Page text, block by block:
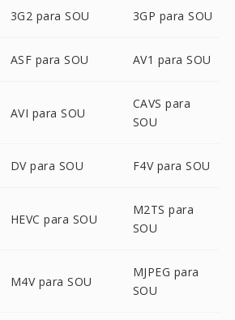
3G2 para SOU 3GP para SOU
ASF para SOU AV1 para SOU
AVI para SOU
CAVS para
SOU
DV para SOU F4V para SOU
HEVC para SOU
M2TS para
SOU
M4V para SOU
MJPEG para
SOU